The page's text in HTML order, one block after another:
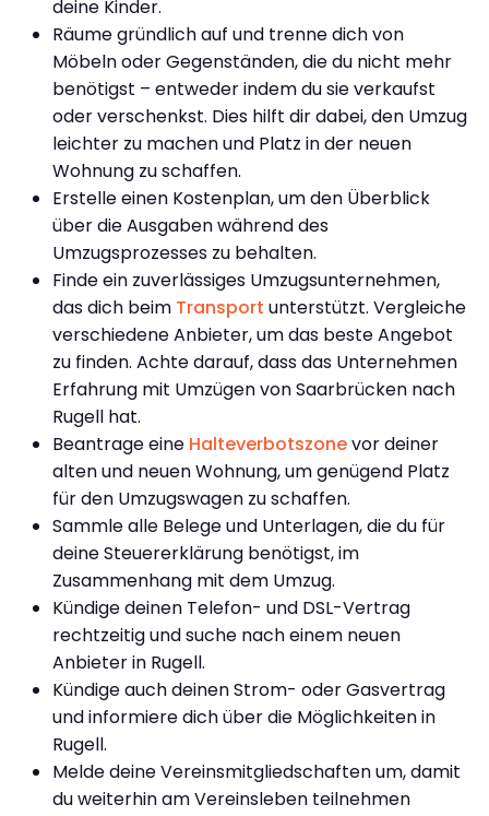
deine Kinder.
Räume gründlich auf und trenne dich von
Möbeln oder Gegenständen, die du nicht mehr
benötigst – entweder indem du sie verkaufst
oder verschenkst. Dies hilft dir dabei, den Umzug
leichter zu machen und Platz in der neuen
Wohnung zu schaffen.
Erstelle einen Kostenplan, um den Überblick
über die Ausgaben während des
Umzugsprozesses zu behalten.
Finde ein zuverlässiges Umzugsunternehmen,
das dich beim Transport unterstützt. Vergleiche
verschiedene Anbieter, um das beste Angebot
zu finden. Achte darauf, dass das Unternehmen
Erfahrung mit Umzügen von Saarbrücken nach
Rugell hat.
Beantrage eine Halteverbotszonevor deiner
alten und neuen Wohnung, um genügend Platz
für den Umzugswagen zu schaffen.
Sammle alle Belege und Unterlagen, die du für
deine Steuererklärung benötigst, im
Zusammenhang mit dem Umzug.
Kündige deinen Telefon- und DSL-Vertrag
rechtzeitig und suche nach einem neuen
Anbieter in Rugell.
Kündige auch deinen Strom- oder Gasvertrag
und informiere dich über die Möglichkeiten in
Rugell.
Melde deine Vereinsmitgliedschaften um, damit
du weiterhin am Vereinsleben teilnehmen